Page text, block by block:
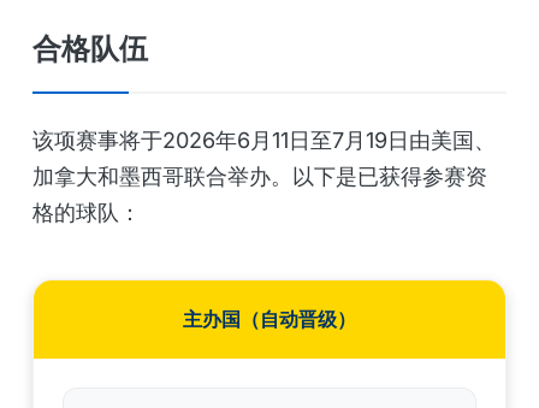
合格队伍
该项赛事将于2026年6月11日至7月19日由美国、
加拿大和墨西哥联合举办。以下是已获得参赛资
格的球队：
主办国（自动晋级）